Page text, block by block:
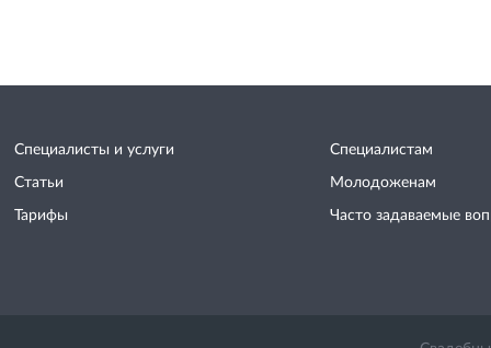
Специалисты и услуги
Статьи
Тарифы
Специалистам
Молодоженам
Часто задаваемые